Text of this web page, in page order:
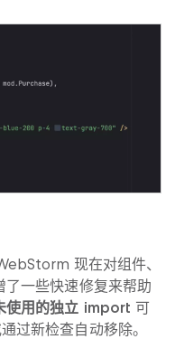
现在对组件、
了一些快速修复来帮助
使用的独立 import 可
过新检查自动移除。